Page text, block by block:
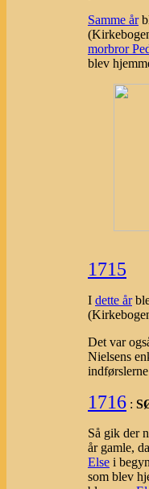
Samme år
morbror
blev
1715
I dette år
Det var
Nielsens
1716 :
Så gik der
år gamle,
Else i
som blev